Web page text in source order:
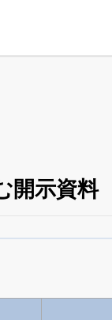
開示資料
める
版の先行利用